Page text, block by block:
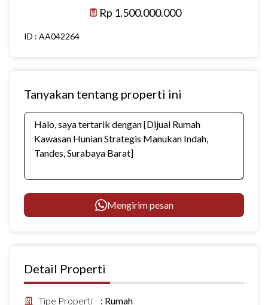
Rp 1.500.000.000
ID : AA042264
Tanyakan tentang properti ini
Mengirim pesan
Detail Properti
Tipe Properti : Rumah